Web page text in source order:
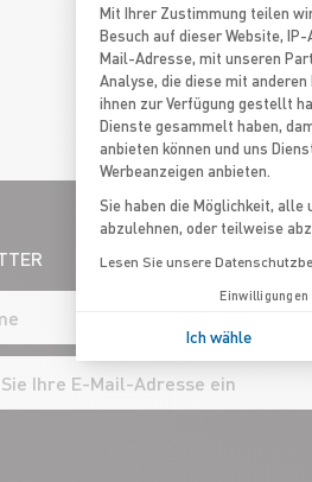
Mit Ihrer Zustimmung teilen
Besuch auf dieser Website,
Mail-Adresse, mit unseren
Analyse, die diese mit
ihnen zur Verfügung gestellt
Dienste gesammelt haben,
anbieten können und uns
Werbeanzeigen anbieten.
Sie haben die Möglichkeit,
abzulehnen, oder teilweise
Lesen Sie unsere
Ich wähle
Axeptio consent